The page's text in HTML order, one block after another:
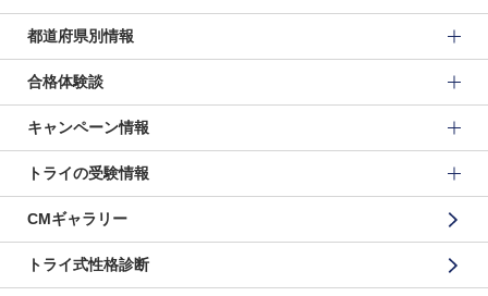
都道府県別情報
合格体験談
キャンペーン情報
トライの受験情報
CMギャラリー
トライ式性格診断